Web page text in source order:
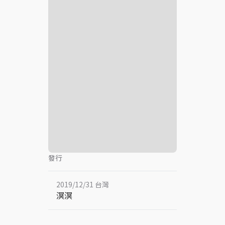
發行
2019/12/31 台灣
溟溟